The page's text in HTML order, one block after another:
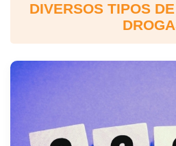
DIVERSOS TIPOS